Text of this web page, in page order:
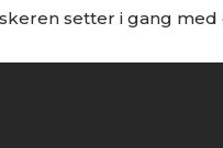
setter i gang med